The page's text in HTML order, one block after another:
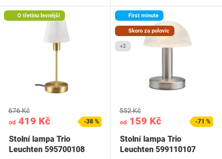
O třetinu levnější
od 419 Kč
676 Kč
-38 %
Stolní lampa Trio
Leuchten 595700108
First minute
Skoro za polovic
+2
od 159 Kč
552 Kč
-71 %
Stolní lampa Trio
Leuchten 599110107